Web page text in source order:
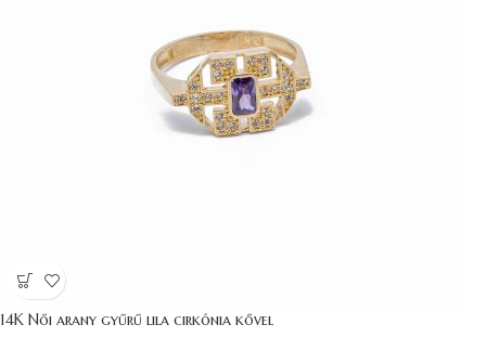
14K Női arany gyűrű lila cirkónia kővel